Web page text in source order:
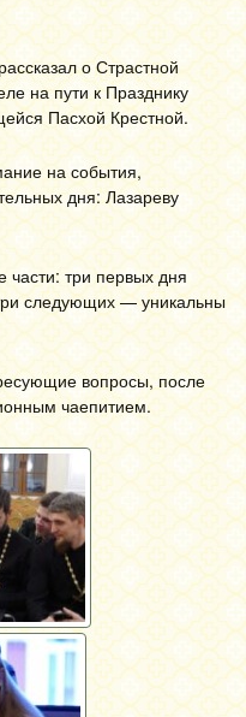
о Страстной
на пути к Празднику
Пасхой Крестной.
на события,
дня: Лазареву
три первых дня
следующих — уникальны
вопросы, после
чаепитием.